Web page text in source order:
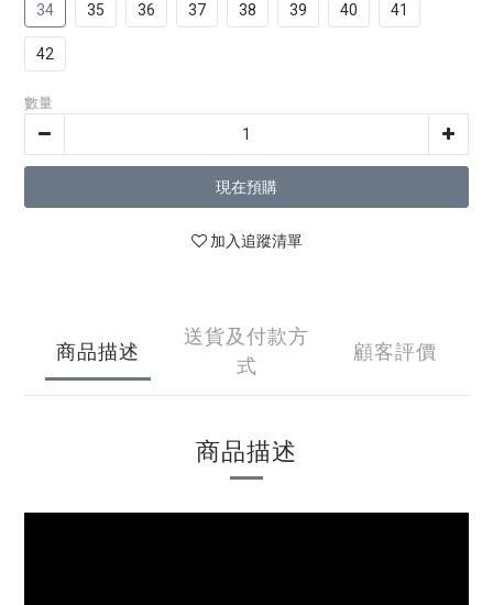
34 35 36 37 38 39 40 41
42
數量
現在預購
加入追蹤清單
商品描述
送貨及付款方
式
顧客評價
商品描述